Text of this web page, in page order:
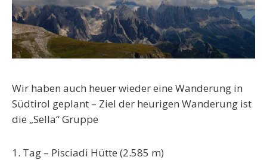
Wir haben auch heuer wieder eine Wanderung in
Südtirol geplant – Ziel der heurigen Wanderung ist
die „Sella“ Gruppe
1. Tag – Pisciadi Hütte (2.585 m)